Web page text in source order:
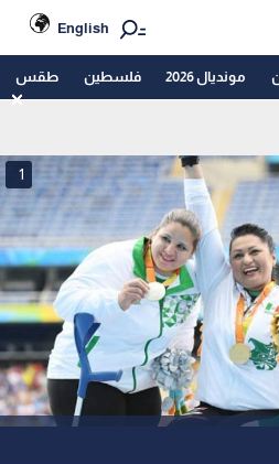
English
مونديال 2026 فلسطين طقس
1